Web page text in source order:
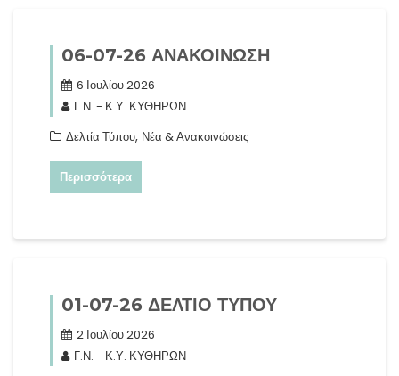
06-07-26 ΑΝΑΚΟΙΝΩΣΗ
6 Ιουλίου 2026
Γ.Ν. - Κ.Υ. ΚΥΘΗΡΩΝ
Δελτία Τύπου, Νέα & Ανακοινώσεις
Περισσότερα
01-07-26 ΔΕΛΤΙΟ ΤΥΠΟΥ
2 Ιουλίου 2026
Γ.Ν. - Κ.Υ. ΚΥΘΗΡΩΝ